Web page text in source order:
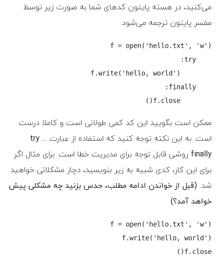
می‌کنید، در هسته پایتون کدهای شما به صورت زیر توسط
مفسر پایتون ترجمه می‌شود.
ممکن است بگویید این کد کمی طولانی است و کاملا درست
است. به این نکته توجه کنید که استفاده از عبارت try …
finally روشی قابل توجه برای مدیریت خطا است. برای مثال اگر
برای این کار، کدی شبیه به زیر بنویسید، دچار مشکلاتی خواهید
شد. (قبل از خواندن ادامه مطلب،‌ حدس بزنید چه مشکلی پیش
خواهد آمد؟)
f.close()